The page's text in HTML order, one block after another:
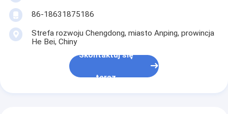
86-18631875186
Strefa rozwoju Chengdong, miasto Anping, prowincja
He Bei, Chiny
Skontaktuj się
teraz